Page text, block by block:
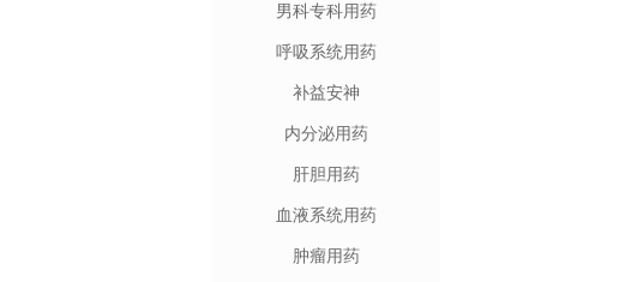
男科专科用药
呼吸系统用药
补益安神
内分泌用药
肝胆用药
血液系统用药
肿瘤用药